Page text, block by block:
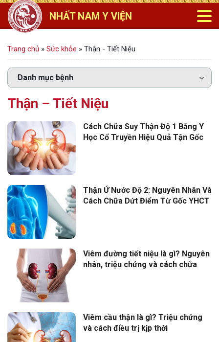
NHẤT NAM Y VIỆN
Trang chủ » Sức khỏe » Thận - Tiết Niệu
Thận – Tiết Niệu
Cách Chữa Suy Thận Độ 1 Bằng Y
Học Cổ Truyền Hiệu Quả Tận Gốc
Thận Ứ Nước Độ 2: Nguyên Nhân Và
Cách Chữa Dứt Điểm Từ Gốc YHCT
Viêm đường tiết niệu là gì? Nguyên
nhân, triệu chứng và cách chữa
Viêm cầu thận là gì? Triệu chứng
và cách điều trị kịp thời